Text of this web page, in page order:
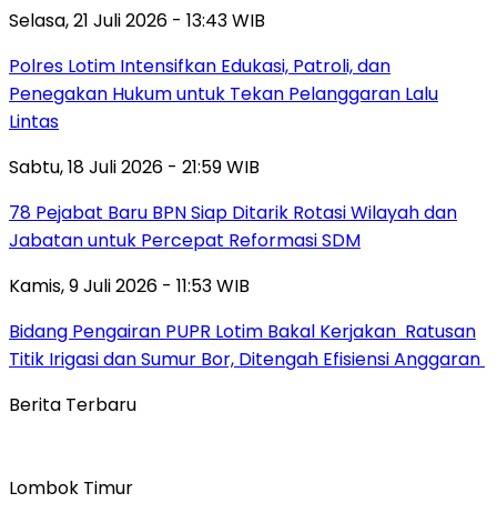
Selasa, 21 Juli 2026 - 13:43 WIB
Polres Lotim Intensifkan Edukasi, Patroli, dan
Penegakan Hukum untuk Tekan Pelanggaran Lalu
Lintas
Sabtu, 18 Juli 2026 - 21:59 WIB
78 Pejabat Baru BPN Siap Ditarik Rotasi Wilayah dan
Jabatan untuk Percepat Reformasi SDM
Kamis, 9 Juli 2026 - 11:53 WIB
Bidang Pengairan PUPR Lotim Bakal Kerjakan Ratusan
Titik Irigasi dan Sumur Bor, Ditengah Efisiensi Anggaran
Berita Terbaru
Lombok Timur